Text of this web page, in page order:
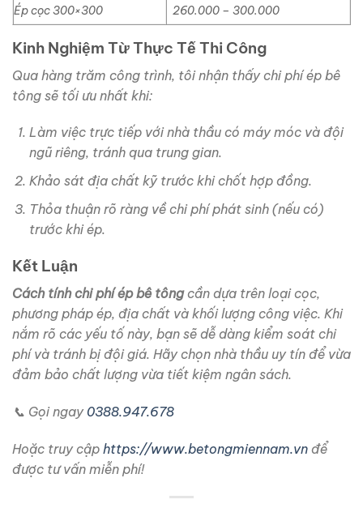
Ép cọc 300×300 260.000 – 300.000
Kinh Nghiệm Từ Thực Tế Thi Công
Qua hàng trăm công trình, tôi nhận thấy chi phí ép bê
tông sẽ tối ưu nhất khi:
Làm việc trực tiếp với nhà thầu có máy móc và đội
ngũ riêng, tránh qua trung gian.
Khảo sát địa chất kỹ trước khi chốt hợp đồng.
Thỏa thuận rõ ràng về chi phí phát sinh (nếu có)
trước khi ép.
Kết Luận
Cách tính chi phí ép bê tôngcần dựa trên loại cọc,
phương pháp ép, địa chất và khối lượng công việc. Khi
nắm rõ các yếu tố này, bạn sẽ dễ dàng kiểm soát chi
phí và tránh bị đội giá. Hãy chọn nhà thầu uy tín để vừa
đảm bảo chất lượng vừa tiết kiệm ngân sách.
📞 Gọi ngay0388.947.678
Hoặc truy cập https://www.betongmiennam.vn để
được tư vấn miễn phí!